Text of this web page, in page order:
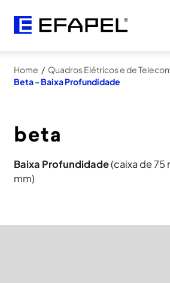
Home / Quadros Elétricos e de
Beta - Baixa Profundidade
Baixa Profundidade(caixa de 75
mm)